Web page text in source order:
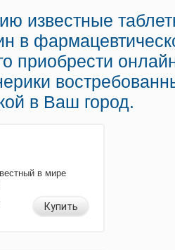
известные
в
приобрести
в Ваш город.
в мире
Купить